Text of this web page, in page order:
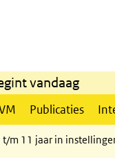
vandaag
Publicaties
m 11 jaar in